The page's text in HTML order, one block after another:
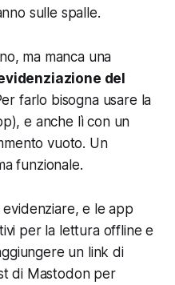
sulle spalle.
ma manca una
del
farlo bisogna usare la
e anche lì con un
vuoto. Un
funzionale.
e le app
per la lettura offline e
un link di
di Mastodon per